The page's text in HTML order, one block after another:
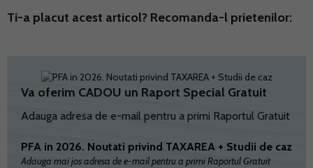
Ti-a placut acest articol? Recomanda-l prietenilor:
Va oferim CADOU un Raport Special Gratuit
Adauga adresa de e-mail pentru a primi Raportul Gratuit
PFA in 2026. Noutati privind TAXAREA + Studii de caz
Adauga mai jos adresa de e-mail pentru a primi Raportul Gratuit